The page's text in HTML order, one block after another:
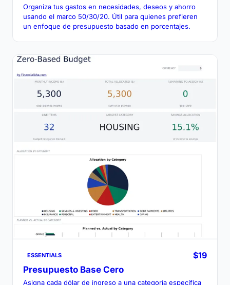
Organiza tus gastos en necesidades, deseos y ahorro
usando el marco 50/30/20. Útil para quienes prefieren
un enfoque de presupuesto basado en porcentajes.
ESSENTIALS
$19
Presupuesto Base Cero
Asigna cada dólar de ingreso a una categoría específica